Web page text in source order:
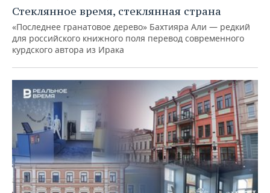
Стеклянное время, стеклянная страна
«Последнее гранатовое дерево» Бахтияра Али — редкий
для российского книжного поля перевод современного
курдского автора из Ирака